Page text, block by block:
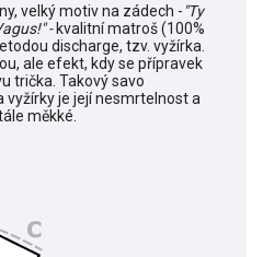
velký motiv na zádech -"Ty
- kvalitní matroš (100%
discharge, tzv. vyžírka.
ale efekt, kdy se přípravek
trička. Takový savo
vyžírky je její nesmrtelnost a
měkké.